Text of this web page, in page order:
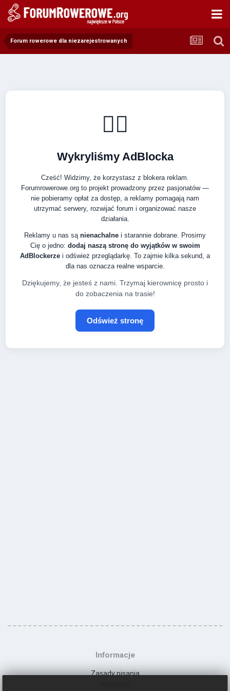
Forum rowerowe dla niezarejestrowanych
🚴‍♂️
Wykryliśmy AdBlocka
Cześć! Widzimy, że korzystasz z blokera reklam.
Forumrowerowe.org to projekt prowadzony przez pasjonatów —
nie pobieramy opłat za dostęp, a reklamy pomagają nam
utrzymać serwery, rozwijać forum i organizować nasze
działania.
Reklamy u nas są nienachalne i starannie dobrane. Prosimy
Cię o jedno: dodaj naszą stronę do wyjątków w swoim
AdBlockerze i odśwież przeglądarkę. To zajmie kilka sekund, a
dla nas oznacza realne wsparcie.
Dziękujemy, że jesteś z nami. Trzymaj kierownicę prosto i
do zobaczenia na trasie!
Odśwież stronę
Informacje
Zasady pisania